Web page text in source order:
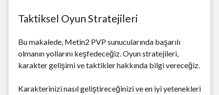
Taktiksel Oyun Stratejileri
Bu makalede, Metin2 PVP sunucularında başarılı
olmanın yollarını keşfedeceğiz. Oyun stratejileri,
karakter gelişimi ve taktikler hakkında bilgi vereceğiz.
Karakterinizi nasıl geliştireceğinizi ve en iyi yetenekleri